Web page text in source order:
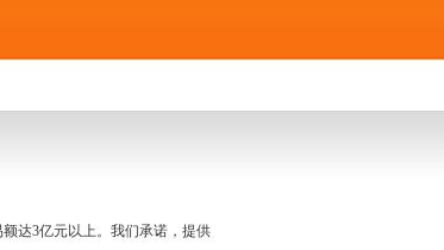
达3亿元以上。我们承诺，提供